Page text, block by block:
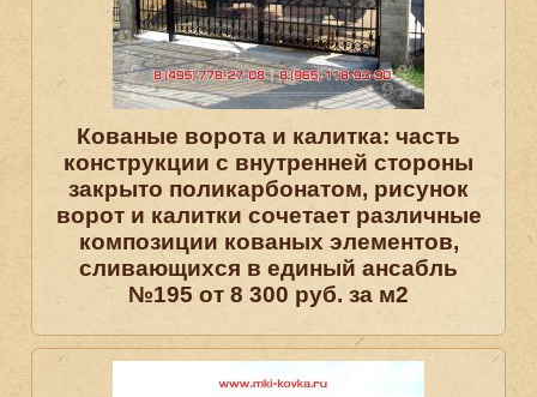
Кованые ворота и калитка: часть
конструкции с внутренней стороны
закрыто поликарбонатом, рисунок
ворот и калитки сочетает различные
композиции кованых элементов,
сливающихся в единый ансабль
№195 от 8 300 руб. за м2